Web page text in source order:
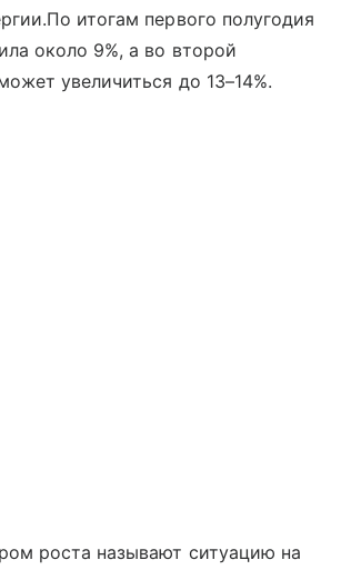
итогам первого полугодия
около 9%, а во второй
увеличиться до 13–14%.
роста называют ситуацию на